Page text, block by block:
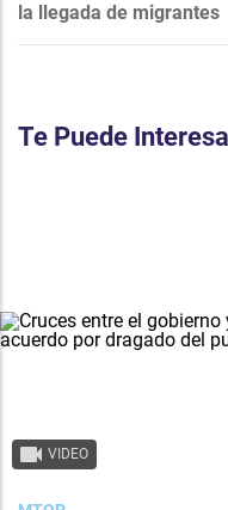
la llegada de migrantes
Te Puede
VIDEO